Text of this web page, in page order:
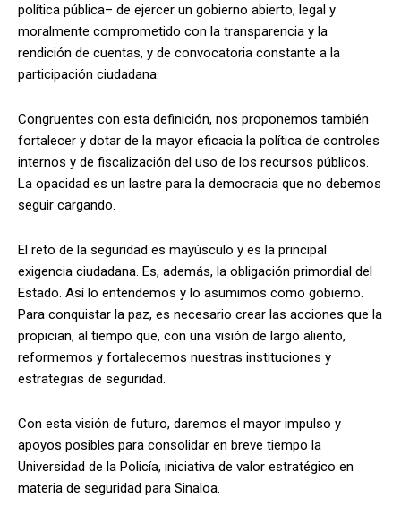
política pública– de ejercer un gobierno abierto, legal y
moralmente comprometido con la transparencia y la
rendición de cuentas, y de convocatoria constante a la
participación ciudadana.
Congruentes con esta definición, nos proponemos también
fortalecer y dotar de la mayor eficacia la política de controles
internos y de fiscalización del uso de los recursos públicos.
La opacidad es un lastre para la democracia que no debemos
seguir cargando.
El reto de la seguridad es mayúsculo y es la principal
exigencia ciudadana. Es, además, la obligación primordial del
Estado. Así lo entendemos y lo asumimos como gobierno.
Para conquistar la paz, es necesario crear las acciones que la
propician, al tiempo que, con una visión de largo aliento,
reformemos y fortalecemos nuestras instituciones y
estrategias de seguridad.
Con esta visión de futuro, daremos el mayor impulso y
apoyos posibles para consolidar en breve tiempo la
Universidad de la Policía, iniciativa de valor estratégico en
materia de seguridad para Sinaloa.